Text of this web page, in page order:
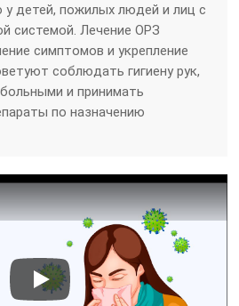
детей, пожилых людей и лиц с
системой. Лечение ОРЗ
симптомов и укрепление
соблюдать гигиену рук,
и принимать
по назначению